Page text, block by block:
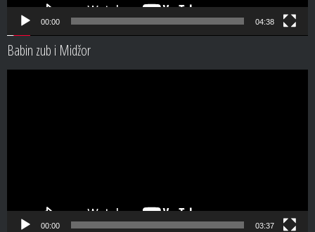
00:00 04:38
Babin zub i Midžor
00:00 03:37